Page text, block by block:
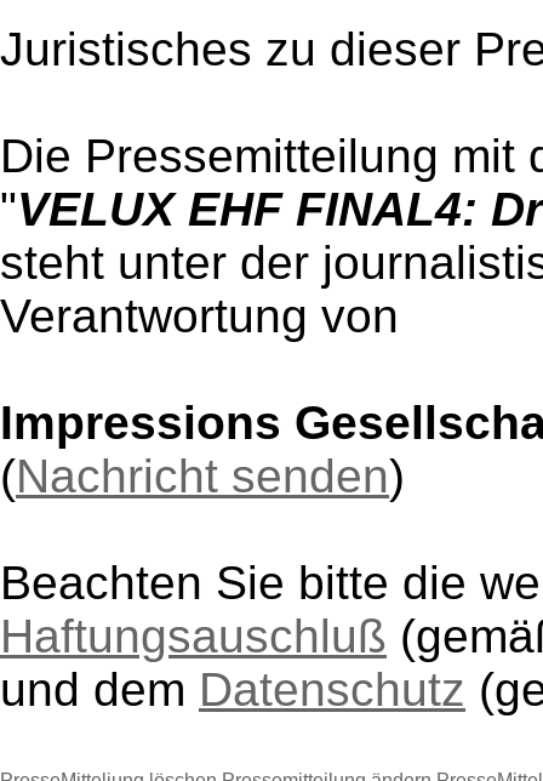
Juristisches zu dieser
Die Pressemitteilung mit
"VELUX EHF FINAL4:
steht unter der
Verantwortung von
Impressions
(Nachricht senden)
Beachten Sie bitte die
Haftungsauschluß
und dem Datenschutz